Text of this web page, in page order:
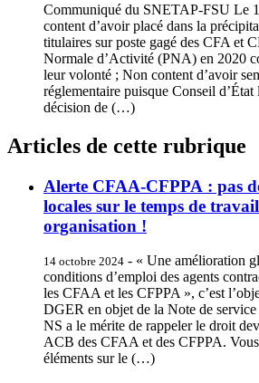
Communiqué du SNETAP-FSU Le
content d’avoir placé dans la
titulaires sur poste gagé des CFA et
Normale d’Activité (PNA) en 2020
leur volonté ; Non content d’avoir
réglementaire puisque Conseil d’État
décision de (…)
Articles de cette rubrique
Alerte CFAA-CFPPA : pas
locales sur le temps de
organisation !
14 octobre 2024 - « Une amélioration
conditions d’emploi des agents
les CFAA et les CFPPA », c’est
DGER en objet de la Note de
NS a le mérite de rappeler le droit
ACB des CFAA et des CFPPA.
éléments sur le (…)